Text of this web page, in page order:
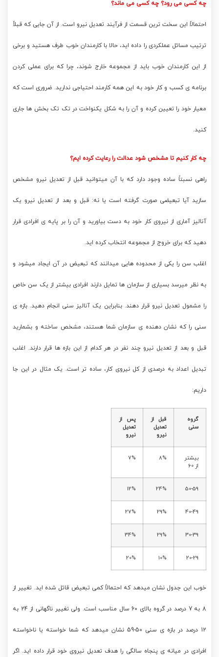
چه کسی می رود؟ چه کسی می ماند؟
احتمالاً این سخت ترین قسمت از فرآیند تعدیل نیرو است. از آن جایی که قبلاً
ترتیب مسائل عملکردی را داده اید، حالا با کارمندان خوب طرف هستید و برخی
از این کارمندان خوب باید از مجموعه خارج شوند، چرا که برای عملی کردن
برنامه ی کسب و کار خود به این همه کارمند احتیاجی ندارید. ضروری است که
معیار خود را تعیین کرده و آن را به شکل یکنواخت در تک تک بخش ها جاری
کنید.
چه کار کنیم تا مشخص شود عدالت را رعایت کرده ایم؟
راهی نسبتاً ساده وجود دارد که با آن میتوانید قبل از تعدیل نیرو مشخص
سازید آیا تبعیضی صورت گرفته است یا نه: قبل و بعد از تعدیل نیرو یک
آنالیز آماری از نیروی کار خود به دست بیاورید و آن را بر پایه ی افرادی قرار
دهید که برای خروج از مجموعه انتخاب کرده اید.
اغلب سن را یکی از محدوده هایی میدانند که تبعیض در آن ایجاد میشود و
به نظر میرسد بسیاری از سازمان ها تمایل دارند افرادی بیشتر از یک سن خاص
را مشمول تعدیل نیرو قرار دهند. بنابراین یک آنالیز سنی انجام دهید. بازه ی
سنی را که نشان دهنده ی سازمان شما هستند، مشخص ساخته و بشمارید
قبل و بعد از تعدیل نیرو چند نفر در هر کدام از این بازه ها قرار دارند. اغلب
تبدیل اعداد به درصدی از کل نیروی کار، ساده تر است. یک مثال در این جا
داریم:
گروه
سنی
قبل از
تعدیل
نیرو
پس از
تعدیل
نیرو
بیشتر
از 60
8%
7%
50-59
24%
12%
40-49
29%
27%
30-39
29%
34%
20-29
10%
20%
خوب این جدول نشان میدهد که احتمالاً کمی تبعیض قائل شده اید. تغییر از
8 به 7 درصد در گروه بالای 60 سال مناسب است. ولی تغییر ناگهانی از 24 به
12 درصد در بازه ی سنی 50-59 نشان میدهد که شما خواسته یا ناخواسته
افرادی در میانه ی پنجاه سالگی را هدف تعدیل نیروی خود قرار داده اید. اگر